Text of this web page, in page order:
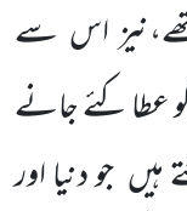
اس سے
عطا کئے جانے
ہیں جو دنیا اور